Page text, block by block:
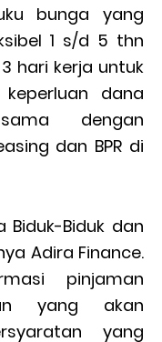
bunga yang
1 s/d 5 thn
hari kerja untuk
dana
dengan
dan BPR di
Biduk-Biduk dan
Adira Finance.
pinjaman
yang akan
yang